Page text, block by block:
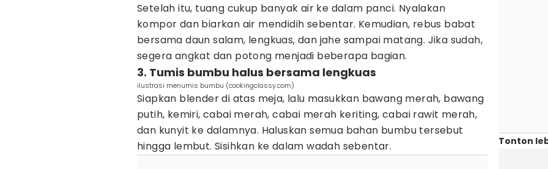
Setelah itu, tuang cukup banyak air ke dalam panci. Nyalakan
kompor dan biarkan air mendidih sebentar. Kemudian, rebus babat
bersama daun salam, lengkuas, dan jahe sampai matang. Jika sudah,
segera angkat dan potong menjadi beberapa bagian.
3. Tumis bumbu halus bersama lengkuas
ilustrasi menumis bumbu (cookingclassy.com)
Siapkan blender di atas meja, lalu masukkan bawang merah, bawang
putih, kemiri, cabai merah, cabai merah keriting, cabai rawit merah,
dan kunyit ke dalamnya. Haluskan semua bahan bumbu tersebut
hingga lembut. Sisihkan ke dalam wadah sebentar.
Tonton